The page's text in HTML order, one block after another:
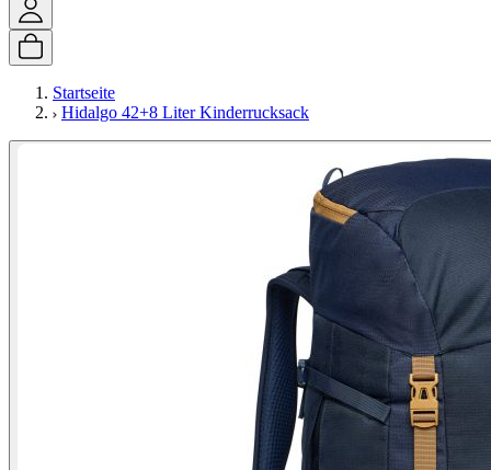
Startseite
Hidalgo 42+8 Liter Kinderrucksack